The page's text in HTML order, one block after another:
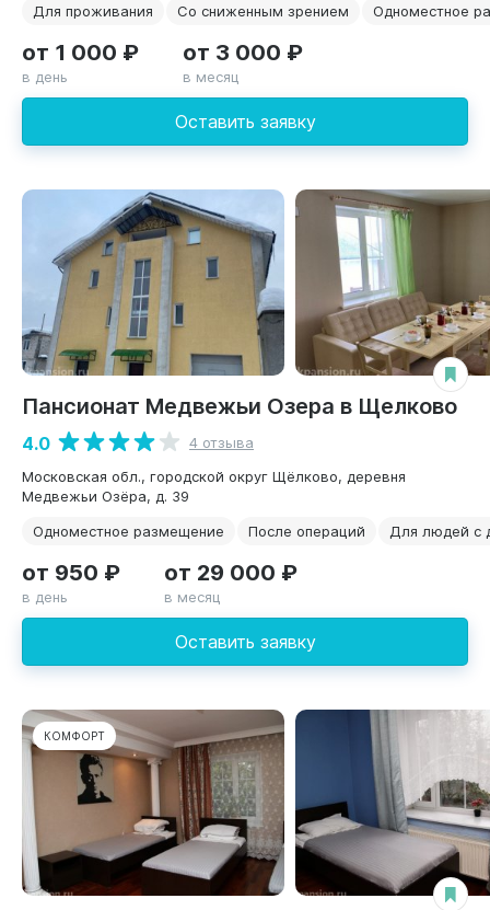
Для проживания
Со сниженным зрением Одноместное
Оставить заявку
от 1 000 ₽
в день
от 3 000 ₽
в месяц
Пансионат Медвежьи Озера в Щелково
4.0
4 отзыва
Московская обл., городской округ Щёлково, деревня
Медвежьи Озёра, д. 39
Одноместное размещение
После операций Для людей с
Оставить заявку
от 950 ₽
в день
от 29 000 ₽
в месяц
КОМФОРТ